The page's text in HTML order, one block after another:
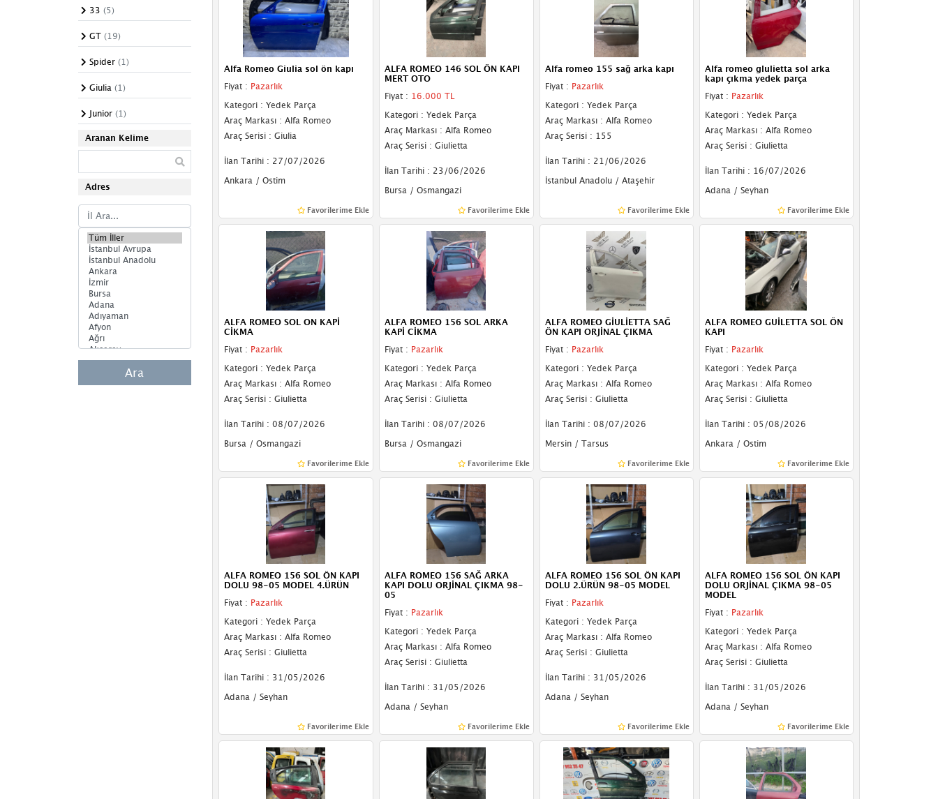
Marşpiyel Kaplama
Bakaliti
Marşpiyel Sacı
Arka Cam
Kapı Camları
Kelebek Camı
Ön Cam Izgarası
Sunroof
Karlık
Sis Farı Çerçevesi
Ön Tampon
Arka Tampon
Tampon Braketi
Tampon Izgara Çıtası
33 (5)
GT (19)
Spider (1)
Giulia (1)
Junior (1)
Aranan Kelime
Adres
Ara
Alfa Romeo Giulia sol ön kapı
Fiyat : Pazarlık
Kategori : Yedek Parça
Araç Markası : Alfa Romeo
Araç Serisi : Giulia
İlan Tarihi : 27/07/2026
Ankara / Ostim
Favorilerime Ekle
ALFA ROMEO 146 SOL ÖN KAPI
MERT OTO
Fiyat : 16.000 TL
Kategori : Yedek Parça
Araç Markası : Alfa Romeo
Araç Serisi : Giulietta
İlan Tarihi : 23/06/2026
Bursa / Osmangazi
Favorilerime Ekle
Alfa romeo 155 sağ arka kapı
Fiyat : Pazarlık
Kategori : Yedek Parça
Araç Markası : Alfa Romeo
Araç Serisi : 155
İlan Tarihi : 21/06/2026
İstanbul Anadolu / Ataşehir
Favorilerime Ekle
Alfa romeo glulietta sol arka
kapı çıkma yedek parça
Fiyat : Pazarlık
Kategori : Yedek Parça
Araç Markası : Alfa Romeo
Araç Serisi : Giulietta
İlan Tarihi : 16/07/2026
Adana / Seyhan
Favorilerime Ekle
ALFA ROMEO SOL ON KAPİ
CİKMA
Fiyat : Pazarlık
Kategori : Yedek Parça
Araç Markası : Alfa Romeo
Araç Serisi : Giulietta
İlan Tarihi : 08/07/2026
Bursa / Osmangazi
Favorilerime Ekle
ALFA ROMEO 156 SOL ARKA
KAPİ CİKMA
Fiyat : Pazarlık
Kategori : Yedek Parça
Araç Markası : Alfa Romeo
Araç Serisi : Giulietta
İlan Tarihi : 08/07/2026
Bursa / Osmangazi
Favorilerime Ekle
ALFA ROMEO GİULİETTA SAĞ
ÖN KAPI ORJİNAL ÇIKMA
Fiyat : Pazarlık
Kategori : Yedek Parça
Araç Markası : Alfa Romeo
Araç Serisi : Giulietta
İlan Tarihi : 08/07/2026
Mersin / Tarsus
Favorilerime Ekle
ALFA ROMEO GUİLETTA SOL ÖN
KAPI
Fiyat : Pazarlık
Kategori : Yedek Parça
Araç Markası : Alfa Romeo
Araç Serisi : Giulietta
İlan Tarihi : 05/08/2026
Ankara / Ostim
Favorilerime Ekle
ALFA ROMEO 156 SOL ÖN KAPI
DOLU 98-05 MODEL 4.ÜRÜN
Fiyat : Pazarlık
Kategori : Yedek Parça
Araç Markası : Alfa Romeo
Araç Serisi : Giulietta
İlan Tarihi : 31/05/2026
Adana / Seyhan
Favorilerime Ekle
ALFA ROMEO 156 SAĞ ARKA
KAPI DOLU ORJİNAL ÇIKMA 98-
05
Fiyat : Pazarlık
Kategori : Yedek Parça
Araç Markası : Alfa Romeo
Araç Serisi : Giulietta
İlan Tarihi : 31/05/2026
Adana / Seyhan
Favorilerime Ekle
ALFA ROMEO 156 SOL ÖN KAPI
DOLU 2.ÜRÜN 98-05 MODEL
Fiyat : Pazarlık
Kategori : Yedek Parça
Araç Markası : Alfa Romeo
Araç Serisi : Giulietta
İlan Tarihi : 31/05/2026
Adana / Seyhan
Favorilerime Ekle
ALFA ROMEO 156 SOL ÖN KAPI
DOLU ORJİNAL ÇIKMA 98-05
MODEL
Fiyat : Pazarlık
Kategori : Yedek Parça
Araç Markası : Alfa Romeo
Araç Serisi : Giulietta
İlan Tarihi : 31/05/2026
Adana / Seyhan
Favorilerime Ekle